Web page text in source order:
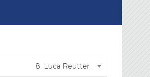
8. Luca Reutter